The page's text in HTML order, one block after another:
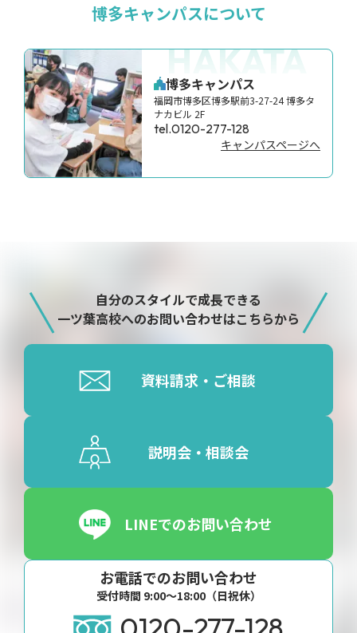
博多キャンパスについて
HAKATA
博多キャンパス
福岡市博多区博多駅前3-27-24 博多タ
ナカビル 2F
tel.0120-277-128
キャンパスページへ
自分のスタイルで成長できる
一ツ葉高校へのお問い合わせはこちらから
資料請求・ご相談
説明会・相談会
LINEでのお問い合わせ
お電話でのお問い合わせ
受付時間 9:00〜18:00（日祝休）